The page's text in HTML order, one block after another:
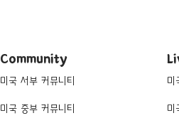
Community
미국 서부 커뮤니티
미국 중부 커뮤니티
미
미